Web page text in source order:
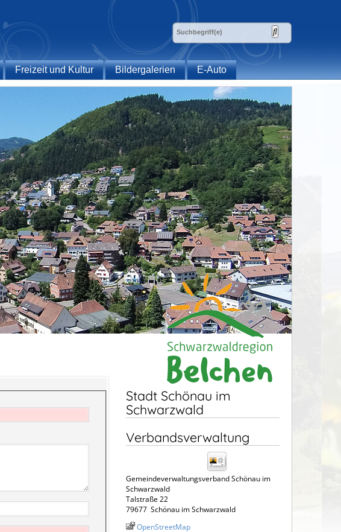
Freizeit und Kultur Bildergalerien
E-Auto
Stadt Schönau im
Schwarzwald
Verbandsverwaltung
Gemeindeverwaltungsverband Schönau im
Schwarzwald
Talstraße 22
79677 Schönau im Schwarzwald
OpenStreetMap